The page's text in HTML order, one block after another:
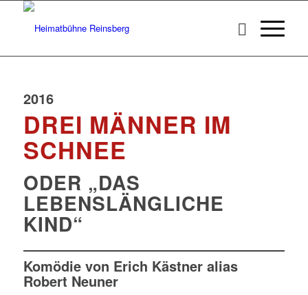
2016
DREI MÄNNER IM
SCHNEE
ODER „DAS
LEBENSLÄNGLICHE
KIND“
Komödie von Erich Kästner alias
Robert Neuner